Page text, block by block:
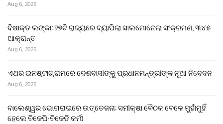
Aug 6, 2026
ବିଷାକ୍ତ ଲଙ୍କା: ୨୭ଟି ରାଜ୍ୟରେ ବ୍ୟାପିଲା ସାଲମୋନେଲା ସଂକ୍ରମଣ, ୩୪୫
ଆକ୍ରାନ୍ତ
Aug 6, 2026
ଏଥର ଇନଷ୍ଟାଗ୍ରାମରେ ଦେଶବାସୀଙ୍କୁ ପ୍ରଧାନମନ୍ତ୍ରୀଙ୍କ ନୂଆ ନିବେଦନ
Aug 6, 2026
ବାଲେଶ୍ୱର ଭୋଗରାଇରେ ଉତ୍ତେଜନା: ସମୀକ୍ଷା ବୈଠକ ବେଳେ ମୁହାଁମୁହିଁ
ହେଲେ ବିଜେପି-ବିଜେଡି କର୍ମୀ